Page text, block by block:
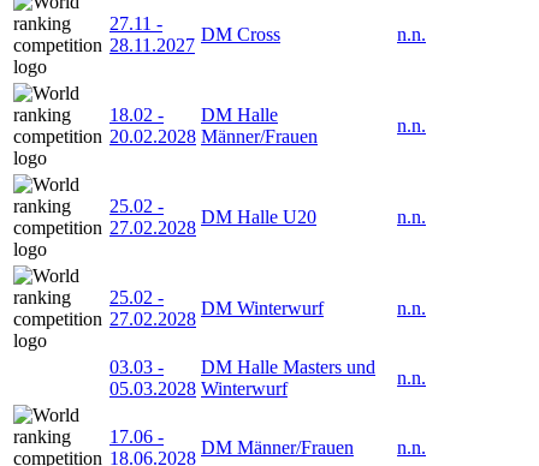
27.11 -
28.11.2027
DM Cross n.n.
18.02 -
20.02.2028
DM Halle
Männer/Frauen
n.n.
25.02 -
27.02.2028
DM Halle U20 n.n.
25.02 -
27.02.2028
DM Winterwurf n.n.
03.03 -
05.03.2028
DM Halle Masters und
Winterwurf
n.n.
17.06 -
18.06.2028
DM Männer/Frauen n.n.